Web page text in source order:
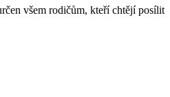
všem rodičům, kteří chtějí posílit